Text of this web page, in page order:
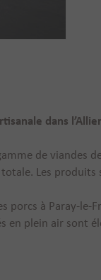
dans
de viandes
Les
porcs à Paray-
en plein air sont